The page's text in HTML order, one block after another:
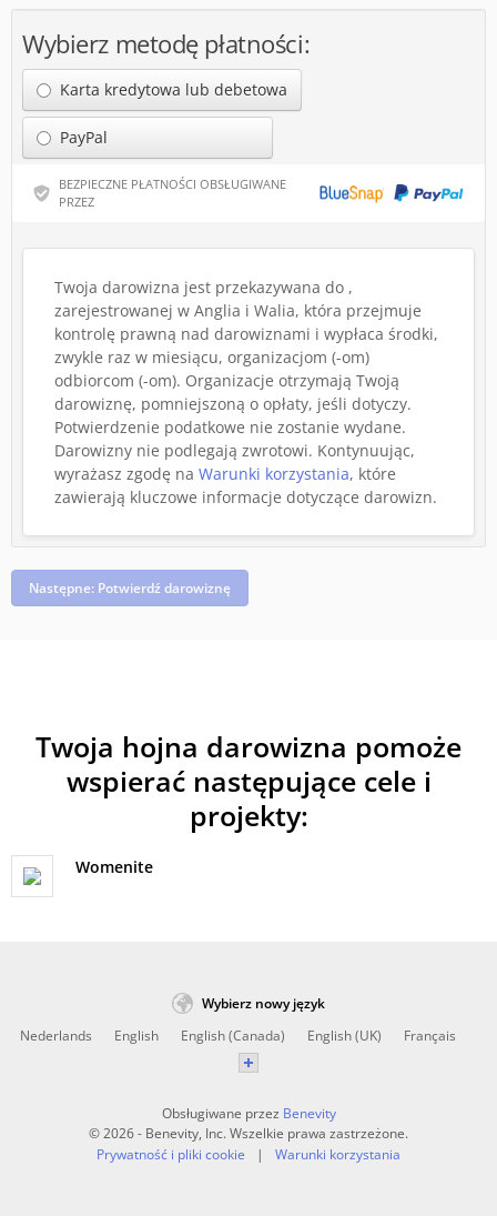
Wybierz metodę płatności:
Karta kredytowa lub debetowa
PayPal
BEZPIECZNE PŁATNOŚCI OBSŁUGIWANE
PRZEZ
Twoja darowizna jest przekazywana do ,
zarejestrowanej w Anglia i Walia, która przejmuje
kontrolę prawną nad darowiznami i wypłaca środki,
zwykle raz w miesiącu, organizacjom (-om)
odbiorcom (-om). Organizacje otrzymają Twoją
darowiznę, pomniejszoną o opłaty, jeśli dotyczy.
Potwierdzenie podatkowe nie zostanie wydane.
Darowizny nie podlegają zwrotowi. Kontynuując,
wyrażasz zgodę na Warunki korzystania, które
zawierają kluczowe informacje dotyczące darowizn.
Następne: Potwierdź darowiznę
Twoja hojna darowizna pomoże
wspierać następujące cele i
projekty:
Womenite
Wybierz nowy język
Nederlands
English English (Canada) English (UK) Français
Obsługiwane przez Benevity
© 2026 - Benevity, Inc. Wszelkie prawa zastrzeżone.
Prywatność i pliki cookie
Warunki korzystania